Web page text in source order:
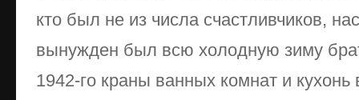
кто был не из числа счастливчиков,
вынужден был всю холодную зиму
1942-го краны ванных комнат и